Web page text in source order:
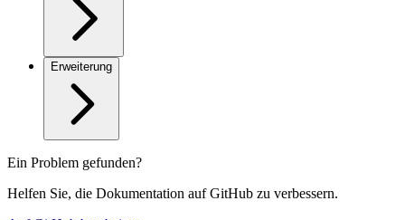
Erweiterung
Ein Problem gefunden?
Helfen Sie, die Dokumentation auf GitHub zu verbessern.